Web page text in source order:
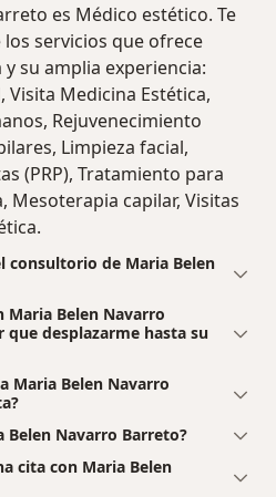
es Médico estético. Te
servicios que ofrece
su amplia experiencia:
Medicina Estética,
Rejuvenecimiento
Limpieza facial,
(PRP), Tratamiento para
Mesoterapia capilar, Visitas
consultorio de Maria Belen
Maria Belen Navarro
desplazarme hasta su
Maria Belen Navarro
Belen Navarro Barreto?
cita con Maria Belen